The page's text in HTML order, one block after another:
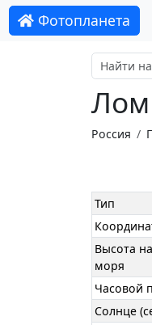
Фотопланета
Россия
Тип
Высота
моря
Часовой
Солнце